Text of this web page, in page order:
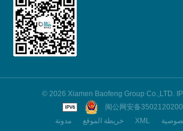
闽公网安备
مدونة
خريطة الموقع XML